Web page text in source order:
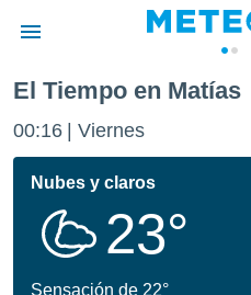
de
por
se
calidad.
a este
El Tiempo en Matías
00:16 Viernes
Nubes y claros
23°
Sensación de 22°